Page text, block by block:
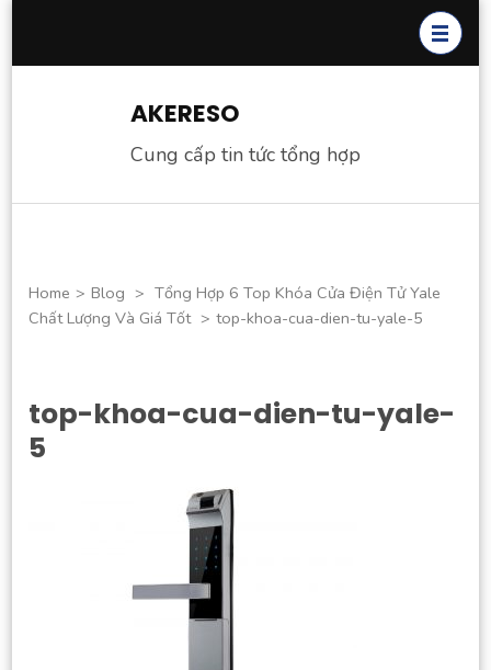
AKERESO
Cung cấp tin tức tổng hợp
Home > Blog > Tổng Hợp 6 Top Khóa Cửa Điện Tử Yale
Chất Lượng Và Giá Tốt > top-khoa-cua-dien-tu-yale-5
top-khoa-cua-dien-tu-yale-
5